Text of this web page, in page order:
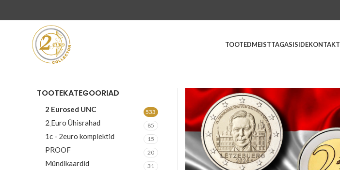
TOOTEDMEISTTAGASISIDEKONTAKT
TOOTEKATEGOORIAD
2 Eurosed UNC 533
2 Euro Ühisrahad 85
1c - 2euro komplektid 15
PROOF 20
Mündikaardid 31